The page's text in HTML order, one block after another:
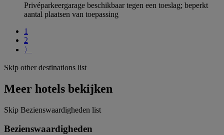
Privéparkeergarage beschikbaar tegen een toeslag; beperkt
aantal plaatsen van toepassing
1
2
〉
Skip other destinations list
Meer hotels bekijken
Skip Bezienswaardigheden list
Bezienswaardigheden